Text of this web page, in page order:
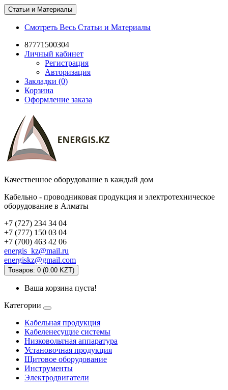
Статьи и Материалы
Смотреть Весь Статьи и Материалы
87771500304
Личный кабинет
Регистрация
Авторизация
Закладки (0)
Корзина
Оформление заказа
Качественное оборудование в каждый дом
Кабельно - проводниковая продукция и электротехническое
оборудование в Алматы
+7 (727) 234 34 04
+7 (777) 150 03 04
+7 (700) 463 42 06
energis_kz@mail.ru
energiskz@gmail.com
Товаров: 0 (0.00 KZT)
Ваша корзина пуста!
Категории
Кабельная продукция
Кабеленесущие системы
Низковольтная аппаратура
Установочная продукция
Щитовое оборудование
Инструменты
Электродвигатели